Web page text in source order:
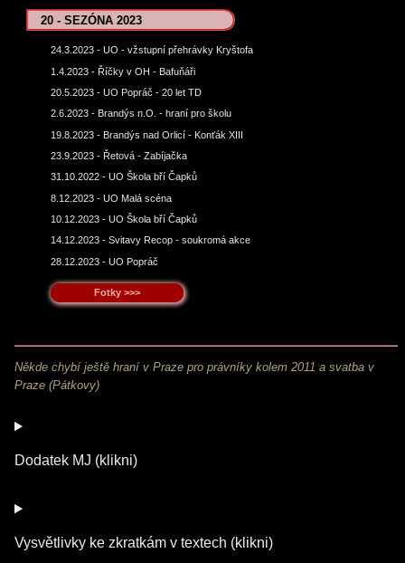
20 - SEZÓNA 2023
24.3.2023 - UO - vžstupní přehrávky Kryštofa
1.4.2023 - Říčky v OH - Bafuňáři
20.5.2023 - UO Popráč - 20 let TD
2.6.2023 - Brandýs n.O. - hraní pro školu
19.8.2023 - Brandýs nad Orlicí - Konťák XIII
23.9.2023 - Řetová - Zabíjačka
31.10.2022 - UO Škola bří Čapků
8.12.2023 - UO Malá scéna
10.12.2023 - UO Škola bří Čapků
14.12.2023 - Svitavy Recop - soukromá akce
28.12.2023 - UO Popráč
Fotky >>>
Někde chybí ještě hraní v Praze pro právníky kolem 2011 a svatba v
Praze (Pátkovy)
Dodatek MJ (klikni)
Vysvětlivky ke zkratkám v textech (klikni)